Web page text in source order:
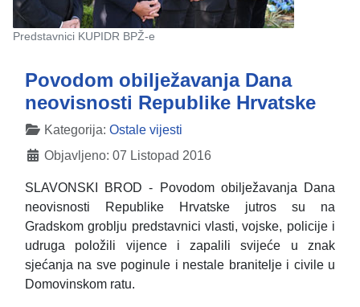
Predstavnici KUPIDR BPŽ-e
Povodom obilježavanja Dana
neovisnosti Republike Hrvatske
DetaljiKategorija: Ostale vijesti
Objavljeno: 07 Listopad 2016
SLAVONSKI BROD - Povodom obilježavanja Dana
neovisnosti Republike Hrvatske jutros su na
Gradskom groblju predstavnici vlasti, vojske, policije i
udruga položili vijence i zapalili svijeće u znak
sjećanja na sve poginule i nestale branitelje i civile u
Domovinskom ratu.